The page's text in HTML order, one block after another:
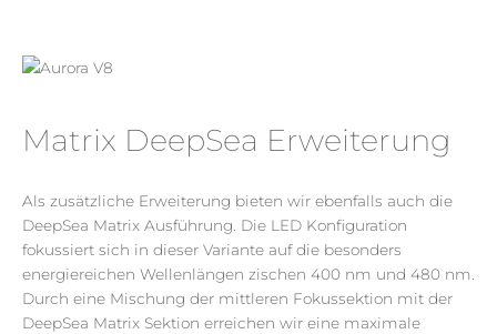
Matrix DeepSea Erweiterung
Als zusätzliche Erweiterung bieten wir ebenfalls auch die
DeepSea Matrix Ausführung. Die LED Konfiguration
fokussiert sich in dieser Variante auf die besonders
energiereichen Wellenlängen zischen 400 nm und 480 nm
Durch eine Mischung der mittleren Fokussektion mit der
DeepSea Matrix Sektion erreichen wir eine maximale